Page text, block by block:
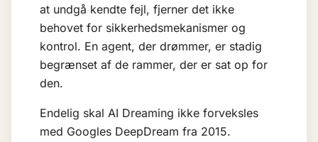
at undgå kendte fejl, fjerner det ikke
behovet for sikkerhedsmekanismer og
kontrol. En agent, der drømmer, er stadig
begrænset af de rammer, der er sat op for
den.
Endelig skal AI Dreaming ikke forveksles
med Googles DeepDream fra 2015.